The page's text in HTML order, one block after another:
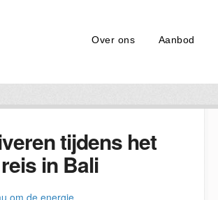
Over ons Aanbod
tijdens het
in Bali